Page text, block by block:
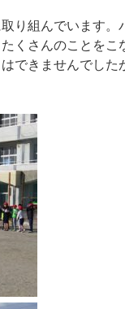
り組んでいます。
くさんのことをこ
できませんでした